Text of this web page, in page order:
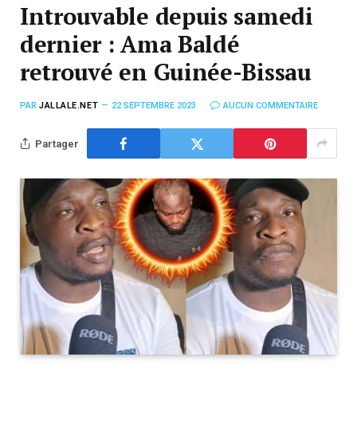
Introuvable depuis samedi
dernier : Ama Baldé
retrouvé en Guinée-Bissau
PAR JALLALE.NET 22 SEPTEMBRE 2023 AUCUN COMMENTAIRE
Partager